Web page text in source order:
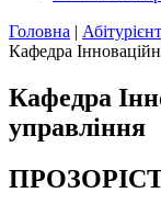
Головна |
Кафедра
Кафедра
управління